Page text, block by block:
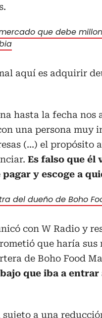
que debe
aquí es adquirir
hasta la fecha nos
una persona muy
(...) el propósito
Es falso que él
y escoge a
del dueño de Boho
con W Radio y
que haría sus
de Boho Food
que iba a entrar
sujeto a una